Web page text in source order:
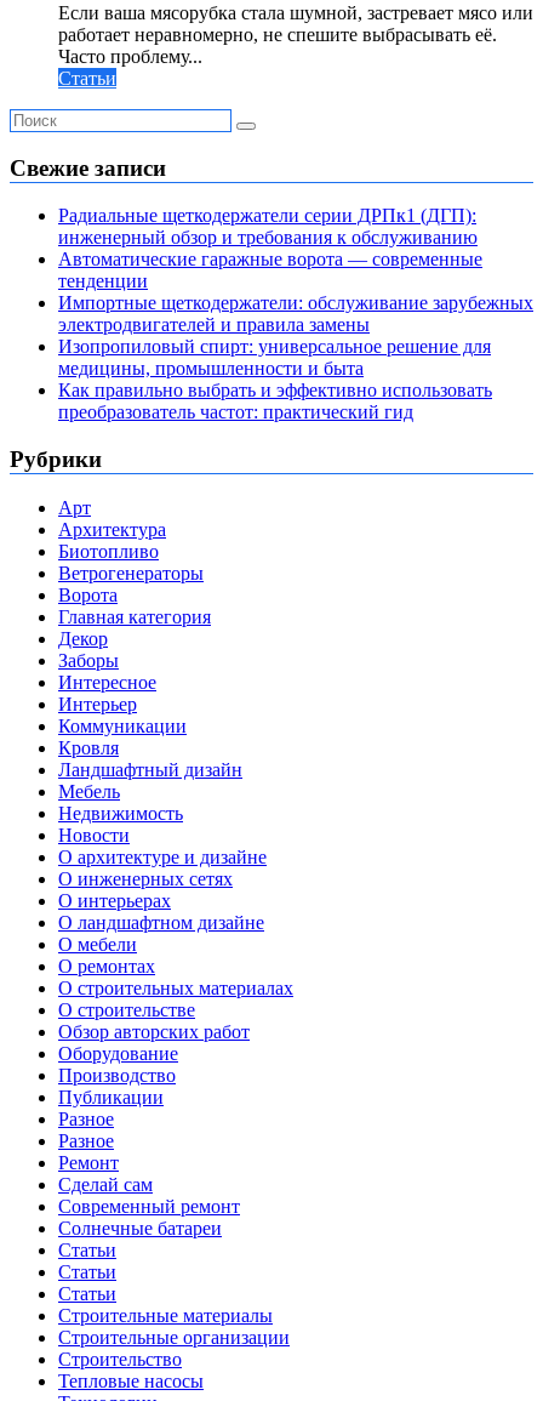
Если ваша мясорубка стала шумной, застревает мясо или
работает неравномерно, не спешите выбрасывать её.
Часто проблему...
Статьи
Свежие записи
Радиальные щеткодержатели серии ДРПк1 (ДГП):
инженерный обзор и требования к обслуживанию
Автоматические гаражные ворота — современные
тенденции
Импортные щеткодержатели: обслуживание зарубежных
электродвигателей и правила замены
Изопропиловый спирт: универсальное решение для
медицины, промышленности и быта
Как правильно выбрать и эффективно использовать
преобразователь частот: практический гид
Рубрики
Арт
Архитектура
Биотопливо
Ветрогенераторы
Ворота
Главная категория
Декор
Заборы
Интересное
Интерьер
Коммуникации
Кровля
Ландшафтный дизайн
Мебель
Недвижимость
Новости
О архитектуре и дизайне
О инженерных сетях
О интерьерах
О ландшафтном дизайне
О мебели
О ремонтах
О строительных материалах
О строительстве
Обзор авторских работ
Оборудование
Производство
Публикации
Разное
Разное
Ремонт
Сделай сам
Современный ремонт
Солнечные батареи
Статьи
Статьи
Статьи
Строительные материалы
Строительные организации
Строительство
Тепловые насосы